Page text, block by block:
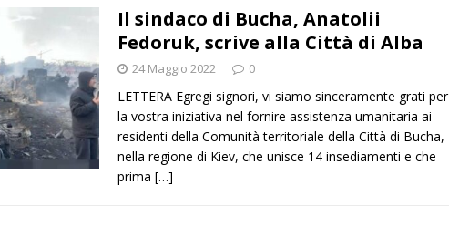
CRONACA
[ 7 Agosto 2026 ]
Fondazione CRC, oltre 2,15 milioni per 41 progetti green
ALTRE NOTIZIE
[ 7 Agosto 2026 ]
Siccità in Piemonte, parte la richiesta di calamità naturale
CRONACA
Bollettino meteo: un po’ di temporali nel fine settimana, ma il
Il sindaco di Bucha, Anatolii
Fedoruk, scrive alla Città di Alba
24 Maggio 2022 0
LETTERA Egregi signori, vi siamo sinceramente grati per
la vostra iniziativa nel fornire assistenza umanitaria ai
residenti della Comunità territoriale della Città di Bucha,
nella regione di Kiev, che unisce 14 insediamenti e che
prima […]